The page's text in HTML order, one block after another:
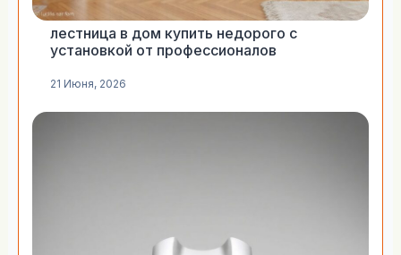
лестница в дом купить недорого с
установкой от профессионалов
21 Июня, 2026